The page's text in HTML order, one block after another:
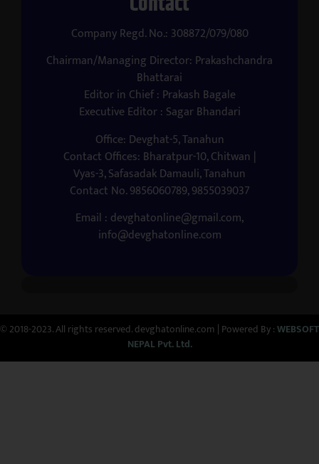
Company Regd. No.: 308872/079/080
Chairman/Managing Director: Prakashchandra
Bhattarai
Editor in Chief : Prakash Bagale
Executive Editor : Sagar Bhandari
Office: Devghat-5, Tanahun
Contact Offices: Bharatpur-10, Chitwan |
Vyas-3, Safasadak Damauli, Tanahun
Contact No. 9856060789, 9855039037
Email : devghatonline@gmail.com,
info@devghatonline.com
© 2018-2023. All rights reserved. devghatonline.com | Powered By :WEBSOFT
NEPAL Pvt. Ltd.